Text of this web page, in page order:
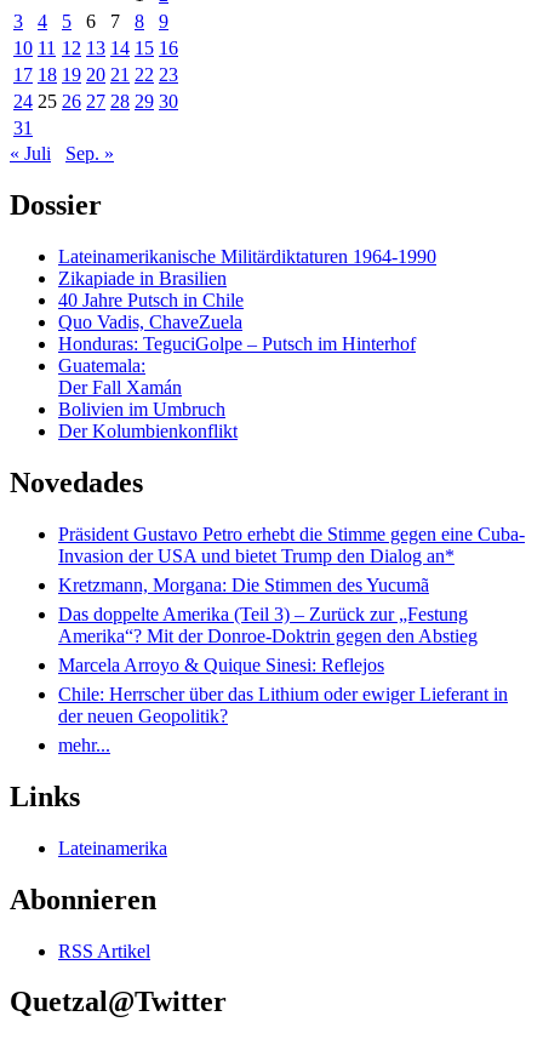
3
4 5 6 7 8
9
10 11 12 13 14 15 16
17 18 19 20 21 22 23
24 25 26 27 28 29 30
31
« Juli
Sep. »
Dossier
Lateinamerikanische Militärdiktaturen 1964-1990
Zikapiade in Brasilien
40 Jahre Putsch in Chile
Quo Vadis, ChaveZuela
Honduras: TeguciGolpe – Putsch im Hinterhof
Guatemala:
Der Fall Xamán
Bolivien im Umbruch
Der Kolumbienkonflikt
Novedades
Präsident Gustavo Petro erhebt die Stimme gegen eine Cuba-
Invasion der USA und bietet Trump den Dialog an*
Kretzmann, Morgana: Die Stimmen des Yucumã
Das doppelte Amerika (Teil 3) – Zurück zur „Festung
Amerika“? Mit der Donroe-Doktrin gegen den Abstieg
Marcela Arroyo & Quique Sinesi: Reflejos
Chile: Herrscher über das Lithium oder ewiger Lieferant in
der neuen Geopolitik?
mehr...
Links
Lateinamerika
Abonnieren
RSS Artikel
Quetzal@Twitter